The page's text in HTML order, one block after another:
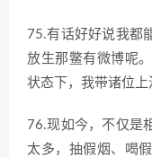
75.有话好好说我都
放生那鳖有微博呢
状态下，我带诸位
76.现如今，不仅是
太多，抽假烟、喝